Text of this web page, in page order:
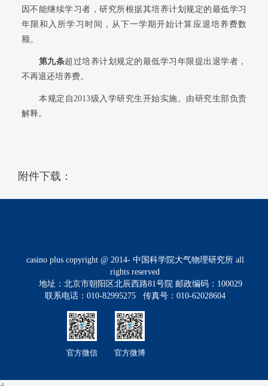
因不能继续学习者，研究所根据其培养计划规定的最低学习
年限和入所学习时间，从下一学期开始计算应退培养费数
额。
第九条超过培养计划规定的最低学习年限提出退学者，
不再退还培养费。
本规定自2013级入学研究生开始实施。由研究生部负责
解释。
附件下载：
casino plus copyright @ 2014- 中国科学院大气物理研究所 all
rights reserved
地址：北京市朝阳区北辰西路81号院 邮政编码：100029
联系电话：010-82995275 传真号：010-62028604
官方微信 官方微博